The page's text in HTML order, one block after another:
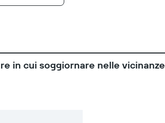
in cui soggiornare nelle vicinanze